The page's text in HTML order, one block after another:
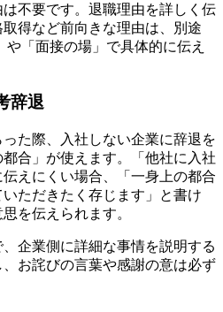
不要です。退職理由を詳しく伝
得など前向きな理由は、別途
や「面接の場」で具体的に伝え
辞退
た際、入社しない企業に辞退を
合」が使えます。「他社に入社
えにくい場合、「一身上の都合
ただきたく存じます」と書け
を伝えられます。
企業側に詳細な事情を説明する
お詫びの言葉や感謝の意は必ず